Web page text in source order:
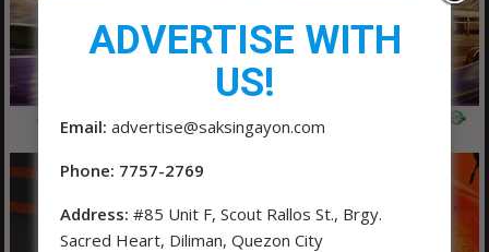
ADVERTISE WITH
US!
Email: advertise@saksingayon.com
Phone: 7757-2769
Address: #85 Unit F, Scout Rallos St., Brgy.
Sacred Heart, Diliman, Quezon City